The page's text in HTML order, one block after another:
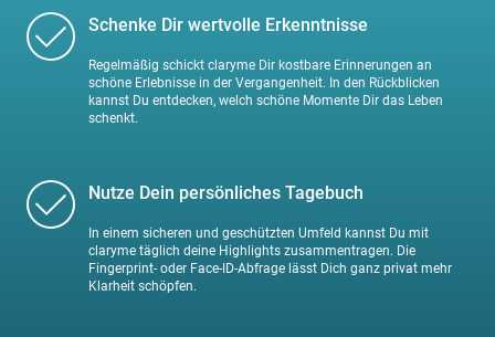
Schenke Dir wertvolle Erkenntnisse
Regelmäßig schickt claryme Dir kostbare Erinnerungen an
schöne Erlebnisse in der Vergangenheit. In den Rückblicken
kannst Du entdecken, welch schöne Momente Dir das Leben
schenkt.
Nutze Dein persönliches Tagebuch
In einem sicheren und geschützten Umfeld kannst Du mit
claryme täglich deine Highlights zusammentragen. Die
Fingerprint- oder Face-ID-Abfrage lässt Dich ganz privat mehr
Klarheit schöpfen.